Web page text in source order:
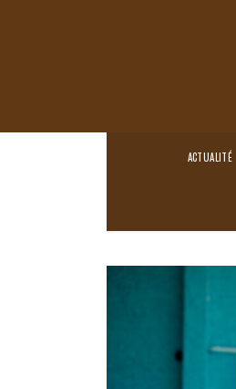
ACTUALITÉ